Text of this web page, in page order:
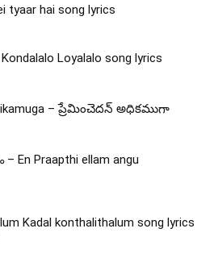
tyaar hai song lyrics
Loyalalo song lyrics
– ప్రేమించెదన్ అధికముగా
Praapthi ellam angu
Kadal konthalithalum song lyrics